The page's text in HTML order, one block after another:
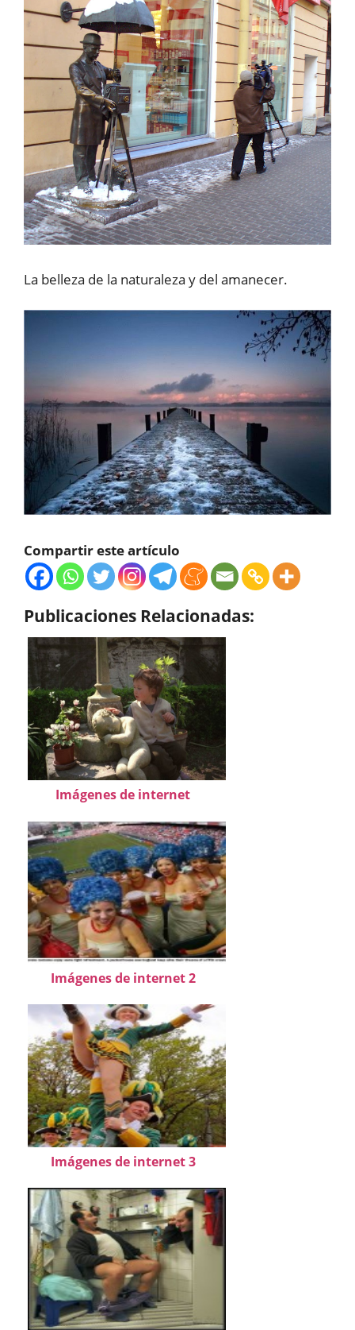
La belleza de la naturaleza y del amanecer.
Compartir este artículo
Publicaciones Relacionadas:
Imágenes de internet
Imágenes de internet 2
Imágenes de internet 3